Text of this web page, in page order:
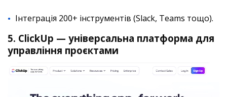
Інтеграція 200+ інструментів (Slack, Teams тощо).
5. ClickUp — універсальна платформа для
управління проєктами